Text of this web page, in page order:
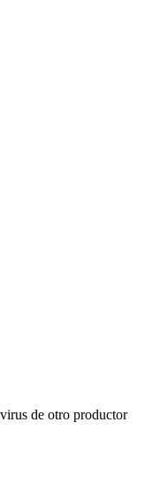
de otro productor